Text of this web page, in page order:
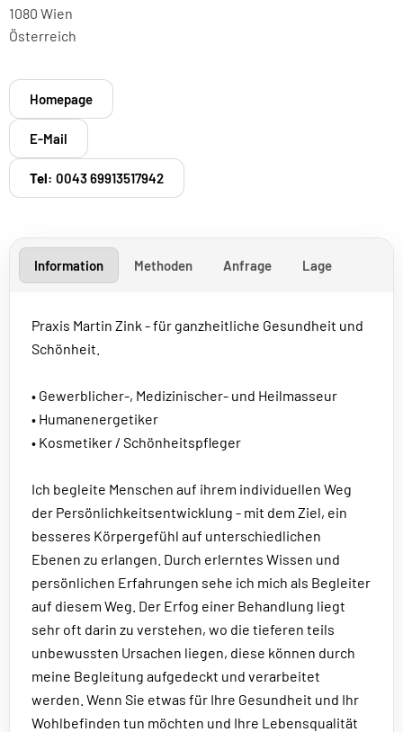
1080 Wien
Österreich
Homepage
E-Mail
Tel: 0043 69913517942
Information Methoden Anfrage Lage
Praxis Martin Zink - für ganzheitliche Gesundheit und
Schönheit.
• Gewerblicher-, Medizinischer- und Heilmasseur
• Humanenergetiker
• Kosmetiker / Schönheitspfleger
Ich begleite Menschen auf ihrem individuellen Weg
der Persönlichkeitsentwicklung - mit dem Ziel, ein
besseres Körpergefühl auf unterschiedlichen
Ebenen zu erlangen. Durch erlerntes Wissen und
persönlichen Erfahrungen sehe ich mich als Begleiter
auf diesem Weg. Der Erfog einer Behandlung liegt
sehr oft darin zu verstehen, wo die tieferen teils
unbewussten Ursachen liegen, diese können durch
meine Begleitung aufgedeckt und verarbeitet
werden. Wenn Sie etwas für Ihre Gesundheit und Ihr
Wohlbefinden tun möchten und Ihre Lebensqualität